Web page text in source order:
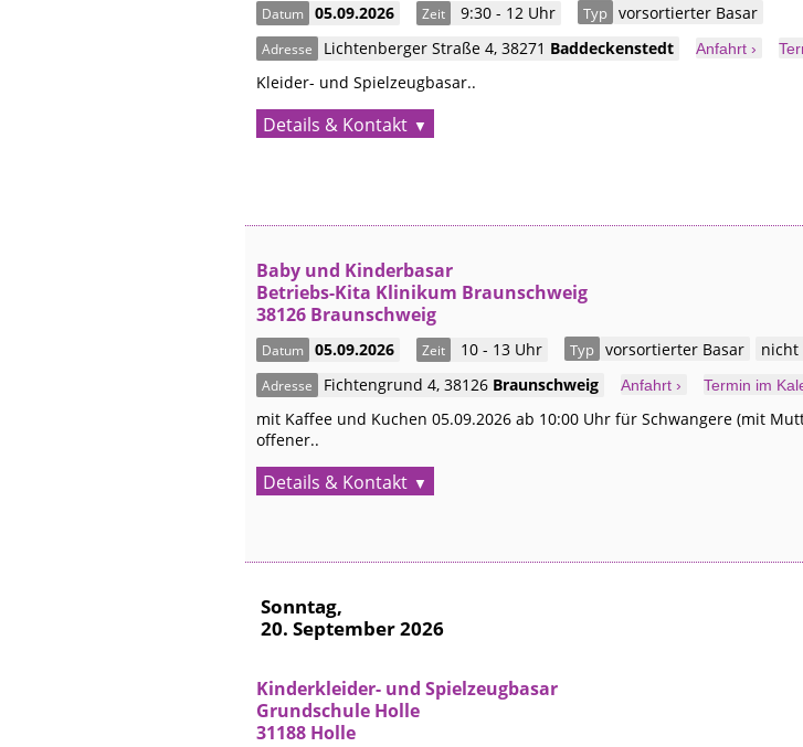
Datum 05.09.2026 Zeit 9:30 - 12 Uhr Typ vorsortierter Basar
Adresse Lichtenberger Straße 4, 38271 Baddeckenstedt Anfahrt ›
Kleider- und Spielzeugbasar..
Details & Kontakt
Baby und Kinderbasar
Betriebs-Kita Klinikum Braunschweig
38126 Braunschweig
Datum 05.09.2026 Zeit 10 - 13 Uhr Typ vorsortierter Basar nicht
Adresse Fichtengrund 4, 38126 Braunschweig Anfahrt › Termin im
mit Kaffee und Kuchen 05.09.2026 ab 10:00 Uhr für Schwangere (mit
offener..
Details & Kontakt
Sonntag,
20. September 2026
Kinderkleider- und Spielzeugbasar
Grundschule Holle
31188 Holle